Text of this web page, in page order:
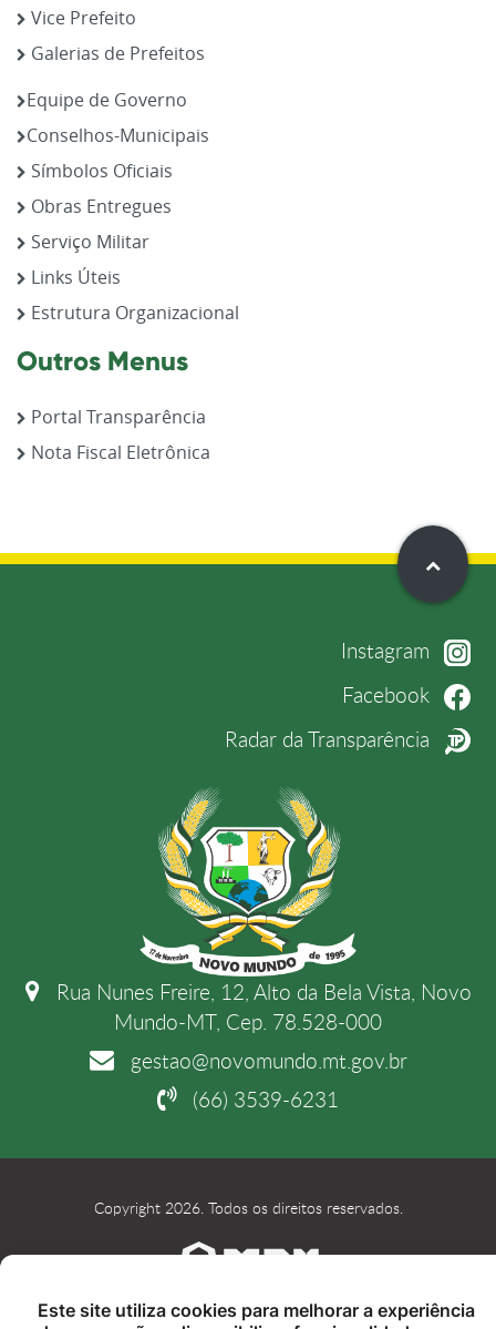
Vice Prefeito
Galerias de Prefeitos
Equipe de Governo
Conselhos-Municipais
Símbolos Oficiais
Obras Entregues
Serviço Militar
Links Úteis
Estrutura Organizacional
Outros Menus
Portal Transparência
Nota Fiscal Eletrônica
Instagram
Facebook
Radar da Transparência
Rua Nunes Freire, 12, Alto da Bela Vista, Novo
Mundo-MT, Cep. 78.528-000
gestao@novomundo.mt.gov.br
(66) 3539-6231
Copyright 2026. Todos os direitos reservados.
Este site utiliza cookies para melhorar a experiência